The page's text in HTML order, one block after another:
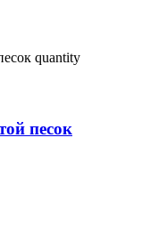
quantity
песок